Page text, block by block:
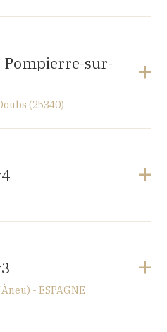
18 Place Clermont-
Pompierre-sur-
(25340)
(25340)
- ESPAGNE